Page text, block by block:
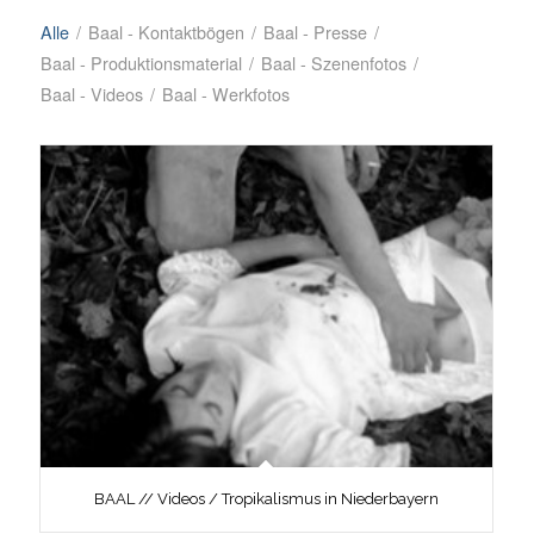
Alle / Baal - Kontaktbögen / Baal - Presse /
Baal - Produktionsmaterial / Baal - Szenenfotos /
Baal - Videos / Baal - Werkfotos
BAAL // Videos / Tropikalismus in Niederbayern